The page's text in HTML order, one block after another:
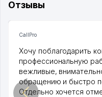
Отзывы
CallPro
Хочу поблагодарить
профессиональную
вежливые,
обращению и быстро
Отдельно хочется